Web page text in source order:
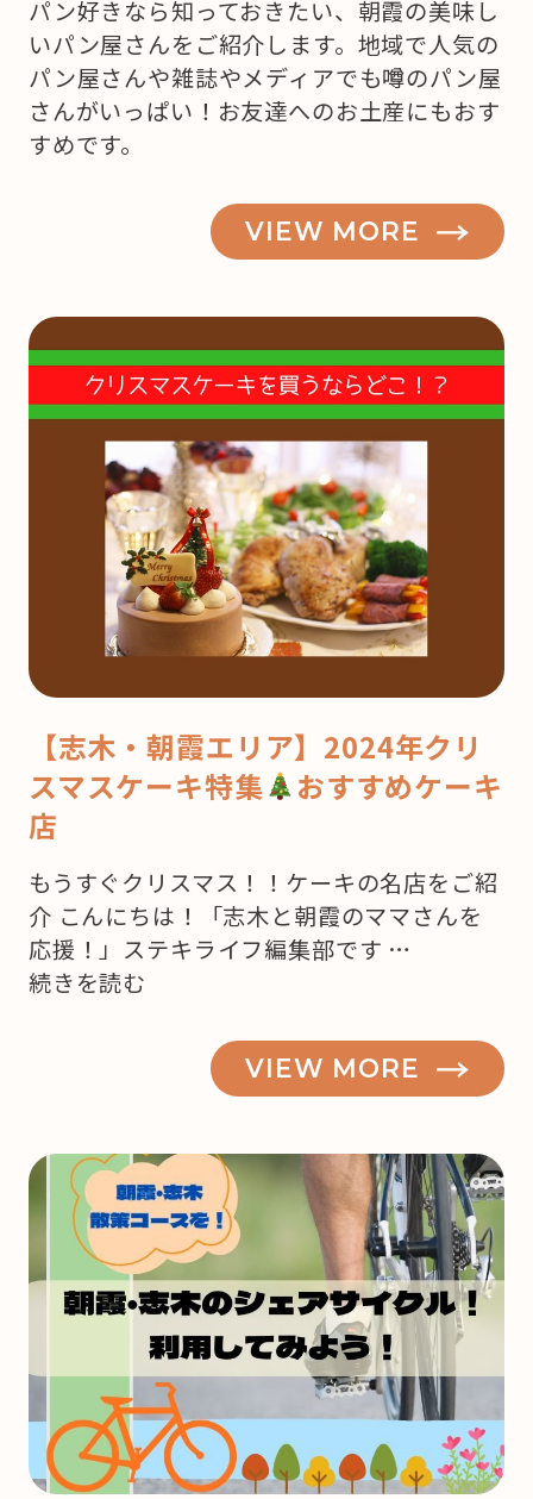
パン好きなら知っておきたい、朝霞の美味し
いパン屋さんをご紹介します。地域で人気の
パン屋さんや雑誌やメディアでも噂のパン屋
さんがいっぱい！お友達へのお土産にもおす
すめです。
VIEW MORE
【志木・朝霞エリア】2024年クリ
スマスケーキ特集
おすすめケーキ
店
もうすぐクリスマス！！ケーキの名店をご紹
介 こんにちは！「志木と朝霞のママさんを
応援！」ステキライフ編集部です …
“【志
う
来
月
ク
マ
ス！
ど
こ
続きを読む
VIEW MORE